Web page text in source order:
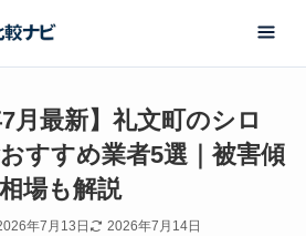
7月最新】礼文町のシロ
すすめ業者5選｜被害傾
場も解説
年7月13日 2026年7月14日